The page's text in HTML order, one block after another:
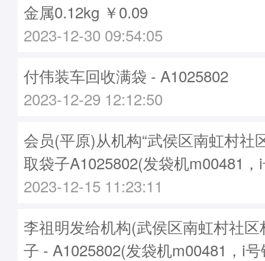
金属0.12kg ￥0.09
2023-12-30 09:54:05
付伟装车回收满袋 - A1025802
2023-12-29 12:12:50
会员(平原)从机构“武侯区南虹村社
取袋子A1025802(发袋机m00481，
2023-12-15 11:23:11
李祖明发给机构(武侯区南虹村社
子 - A1025802(发袋机m00481，i